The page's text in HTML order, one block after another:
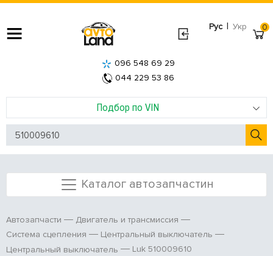
Рус | Укр
Подбор по VIN
096 548 69 29
044 229 53 86
0
Каталог автозапчастин
Автозапчасти
Двигатель и трансмиссия
Система сцепления
Центральный выключатель
Центральный выключатель
Luk 510009610